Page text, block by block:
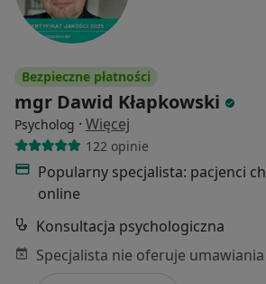
Bezpieczne płatności
mgr Dawid Kłapkowski
Psycholog · Więcej
122 opinie
Popularny specjalista: pacjenci
online
Konsultacja psychologiczna